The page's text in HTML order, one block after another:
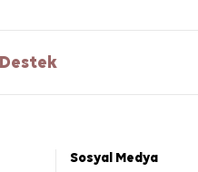
Sosyal Medya